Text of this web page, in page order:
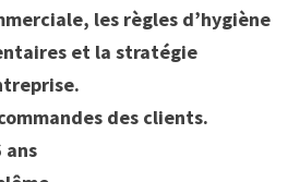
les règles d’hygiène
et la stratégie
des clients.
ans